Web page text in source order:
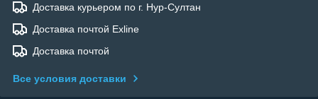
Доставка курьером по г. Нур-Султан
Доставка почтой Exline
Доставка почтой
Все условия доставки